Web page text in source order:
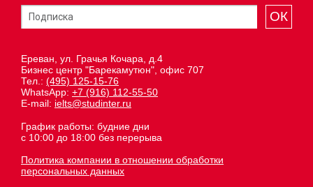
ОК
Ереван, ул. Грачья Кочара, д.4
Бизнес центр "Барекамутюн", офис 707
Тел.: (495) 125-15-76
WhatsApp: +7 (916) 112-55-50
E-mail: ielts@studinter.ru
График работы: будние дни
с 10:00 до 18:00 без перерыва
Политика компании в отношении обработки
персональных данных